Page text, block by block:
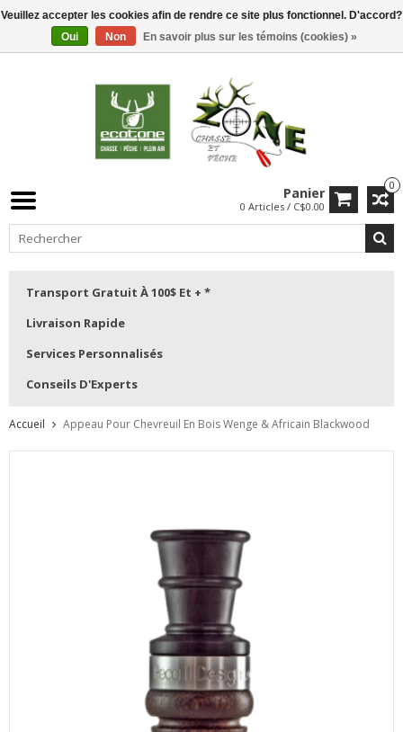
0
Panier
0 Articles / C$0.00
Transport Gratuit À 100$ Et + *
Livraison Rapide
Services Personnalisés
Conseils D'Experts
Accueil Appeau Pour Chevreuil En Bois Wenge & Africain Blackwood
Veuillez accepter les cookies afin de rendre ce site plus fonctionnel. D'accord?
Oui
Non En savoir plus sur les témoins (cookies) »